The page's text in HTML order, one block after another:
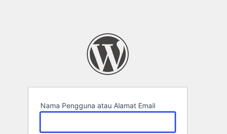
Nama Pengguna atau Alamat Email